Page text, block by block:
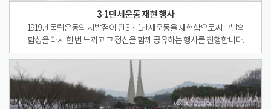
3·1만세운동 재현 행사
1919년 독립운동의 시발점이 된 3・1만세운동을 재현함으로써 그날의
함성을 다시 한 번 느끼고 그 정신을 함께 공유하는 행사를 진행합니다.